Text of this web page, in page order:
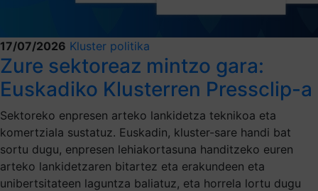
17/07/2026 Kluster politika
Zure sektoreaz mintzo gara:
Euskadiko Klusterren Pressclip-a
Sektoreko enpresen arteko lankidetza teknikoa eta
komertziala sustatuz. Euskadin, kluster-sare handi bat
sortu dugu, enpresen lehiakortasuna handitzeko euren
arteko lankidetzaren bitartez eta erakundeen eta
unibertsitateen laguntza baliatuz, eta horrela lortu dugu